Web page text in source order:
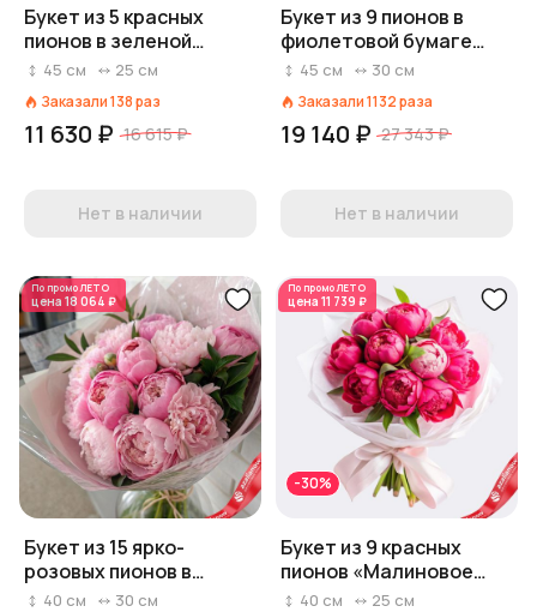
Букет из 5 красных
пионов в зеленой
бумаге (букеты из
45 см 25 см
Заказали138раз
11 630 ₽ 16 615 ₽
Нет в наличии
Букет из 9 пионов в
фиолетовой бумаге
крафт
45 см 30 см
Заказали1132раза
19 140 ₽ 27 343 ₽
Нет в наличии
По промоЛЕТО
цена 18 064 ₽
Букет из 15 ярко-
розовых пионов в
пленке
40 см 30 см
По промоЛЕТО
цена 11 739 ₽
-30%
Букет из 9 красных
пионов «Малиновое
мороженое»
40 см 25 см